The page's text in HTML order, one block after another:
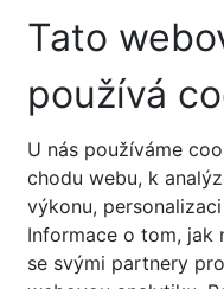
Tato
používá
U nás používáme
chodu webu, k
výkonu,
Informace o tom, jak
se svými partnery